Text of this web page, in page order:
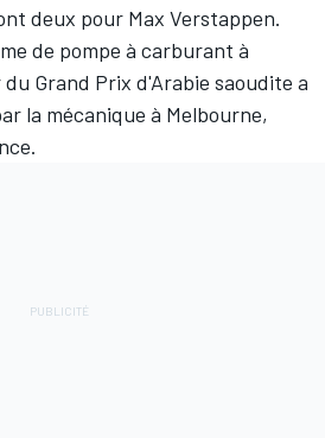
deux pour Max Verstappen.
de pompe à carburant à
Grand Prix d'Arabie saoudite a
la mécanique à Melbourne,